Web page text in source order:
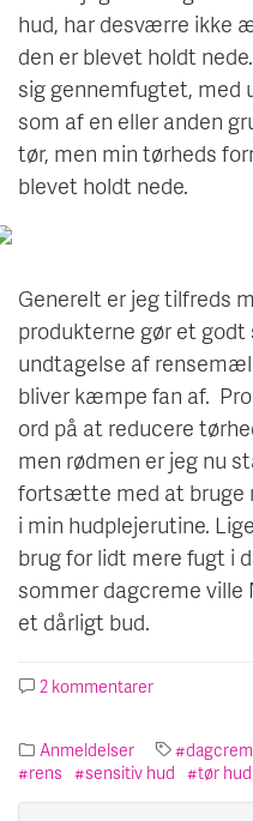
hud, har desværre ikke
den er blevet holdt
sig gennemfugtet, med
som af en eller anden
tør, men min tørheds
blevet holdt nede.
Generelt er jeg tilfreds
produkterne gør et godt
undtagelse af
bliver kæmpe fan af.
ord på at reducere
men rødmen er jeg nu
fortsætte med at bruge
i min hudplejerutine.
brug for lidt mere fugt i
sommer dagcreme
et dårligt bud.
2 kommentarer
//
Nivea
28
Anmeldelser
rens
sensitiv hud tør hud